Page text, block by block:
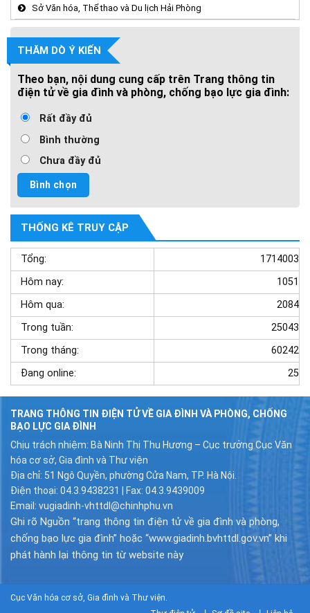
Sở Văn hóa, Thể thao và Du lịch Hải Phòng
THĂM DÒ Ý KIẾN
Theo bạn, nội dung cung cấp trên Trang thông tin
điện tử về gia đình và phòng, chống bạo lực gia đình:
Rất đầy đủ
Bình thường
Chưa đầy đủ
THỐNG KÊ TRUY CẬP
Tổng:
1714003
Hôm nay:
1051
Hôm qua:
2084
Trong tuần:
25043
Trong tháng:
60242
Đang online:
25
TRANG THÔNG TIN ĐIỆN TỬ VỀ GIA ĐÌNH VÀ PHÒNG, CHỐNG
BẠO LỰC GIA ĐÌNH
Chịu trách nhiệm: Bà Ninh Thị Thu Hương – Cục trưởng Cục Văn
hóa cơ sở, Gia đình và Thư viện
Địa chỉ: 51 Ngô Quyền, phường Cửa Nam, TP. Hà Nội.
Điện thoại: 04.3.9438231 | Fax: 04.3.9439009
Email: vugiadinh-vhttdl@chinhphu.vn
Ghi rõ Nguồn “trang thông tin điện tử về gia đình và phòng,
chống bạo lực gia đình” hoặc “www.giadinh.bvhttdl.gov.vn” khi
phát hành lại thông tin từ website này
Cục Văn hóa cơ sở, Gia đình và Thư viện.